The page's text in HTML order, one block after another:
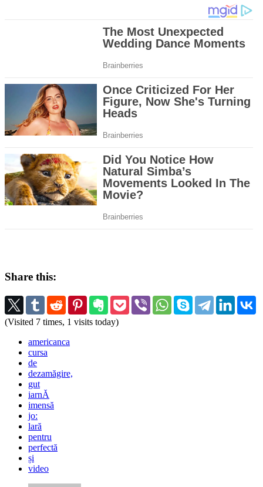
Share this:
(Visited 7 times, 1 visits today)
americanca
cursa
de
dezamăgire,
gut
iarnĂ
imensă
jo:
lară
pentru
perfectă
și
video